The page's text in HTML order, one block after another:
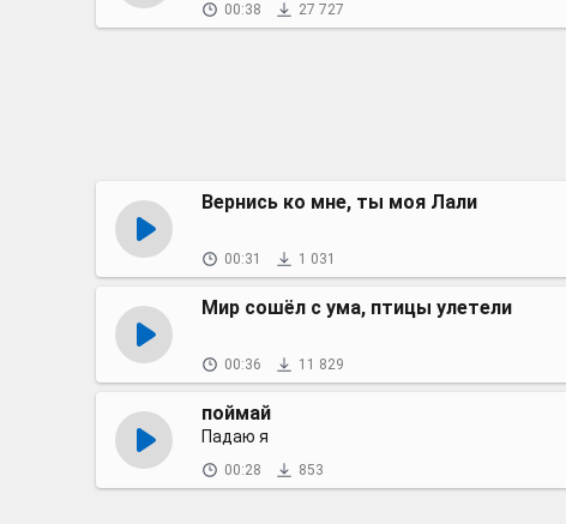
00:38 27 727
Вернись ко мне, ты моя Лали
00:31 1 031
Мир сошёл с ума, птицы улетели
00:36 11 829
поймай
Падаю я
00:28 853